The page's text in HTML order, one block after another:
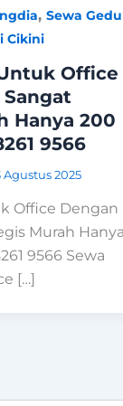
, Sewa
Cikini
Office
Hanya 200
9566
Agustus 2025
Office Dengan
Murah Hanya
9566 Sewa
[…]